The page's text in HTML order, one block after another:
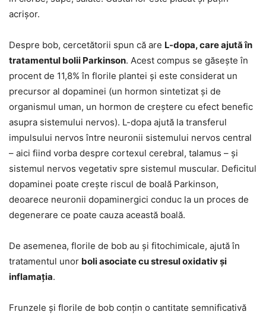
acrișor.
Despre bob, cercetătorii spun că are L-dopa, care ajută în
tratamentul bolii Parkinson. Acest compus se găsește în
procent de 11,8% în florile plantei și este considerat un
precursor al dopaminei (un hormon sintetizat și de
organismul uman, un hormon de creștere cu efect benefic
asupra sistemului nervos). L-dopa ajută la transferul
impulsului nervos între neuronii sistemului nervos central
– aici fiind vorba despre cortexul cerebral, talamus – și
sistemul nervos vegetativ spre sistemul muscular. Deficitul
dopaminei poate crește riscul de boală Parkinson,
deoarece neuronii dopaminergici conduc la un proces de
degenerare ce poate cauza această boală.
De asemenea, florile de bob au și fitochimicale, ajută în
tratamentul unor boli asociate cu stresul oxidativ și
inflamația.
Frunzele și florile de bob conțin o cantitate semnificativă